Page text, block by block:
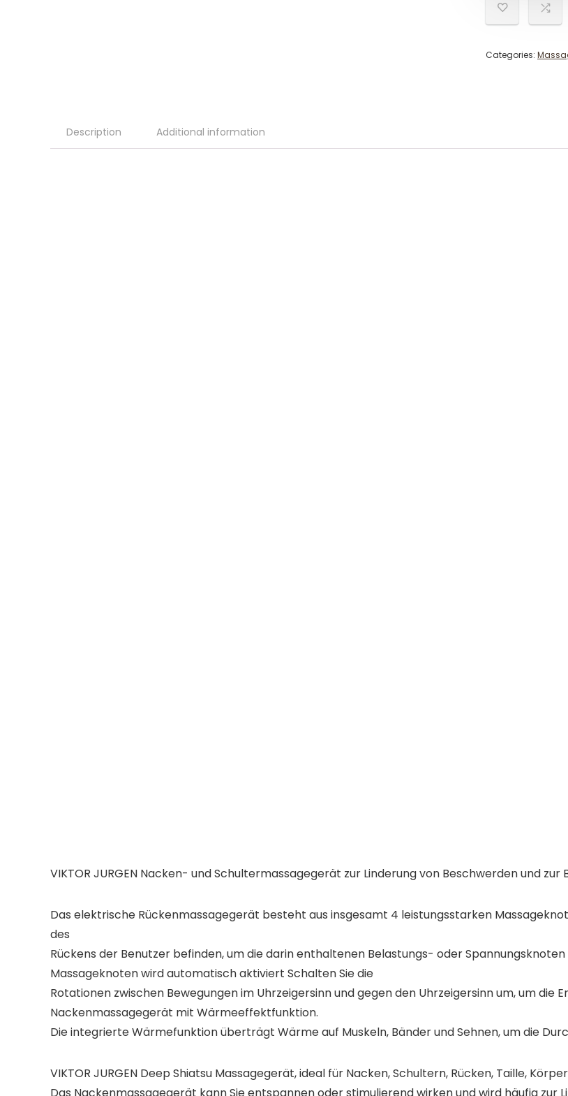
Categories:
Description Additional information
VIKTOR JURGEN Nacken- und Schultermassagegerät zur Linderung von Beschwerden und
Das elektrische Rückenmassagegerät besteht aus insgesamt 4 leistungsstarken
des
Rückens der Benutzer befinden, um die darin enthaltenen Belastungs- oder
Massageknoten wird automatisch aktiviert Schalten Sie die
Rotationen zwischen Bewegungen im Uhrzeigersinn und gegen den Uhrzeigersinn um, um die
Nackenmassagegerät mit Wärmeeffektfunktion.
Die integrierte Wärmefunktion überträgt Wärme auf Muskeln, Bänder und Sehnen, um die
VIKTOR JURGEN Deep Shiatsu Massagegerät, ideal für Nacken, Schultern, Rücken, Taille,